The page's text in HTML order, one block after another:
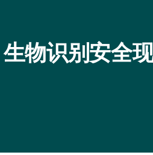
物识别安全